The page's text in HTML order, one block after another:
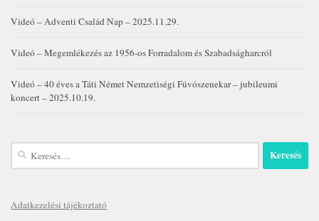
Videó – Adventi Család Nap – 2025.11.29.
Videó – Megemlékezés az 1956-os Forradalom és Szabadságharcról
Videó – 40 éves a Táti Német Nemzetiségi Fúvószenekar – jubileumi
koncert – 2025.10.19.
Keresés:
Adatkezelési tájékoztató